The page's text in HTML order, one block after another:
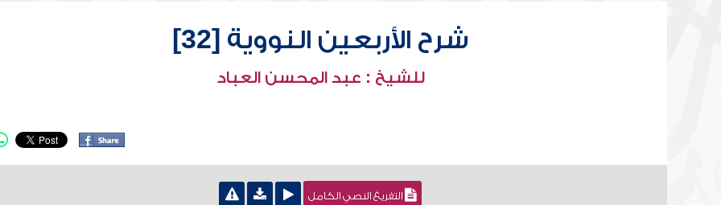
شرح الأربعين النووية [32]
للشيخ : عبد المحسن العباد
التفريغ النصي الكامل